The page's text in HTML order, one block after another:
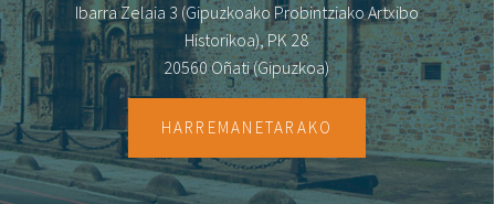
Ibarra Zelaia 3 (Gipuzkoako Probintziako Artxibo
Historikoa), PK 28
20560 Oñati (Gipuzkoa)
HARREMANETARAKO